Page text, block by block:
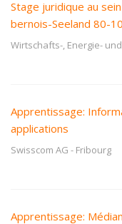
Stage juridique au
bernois-Seeland 80-
Wirtschafts-, Energie-
Apprentissage:
applications
Swisscom AG - Fribourg
Apprentissage: